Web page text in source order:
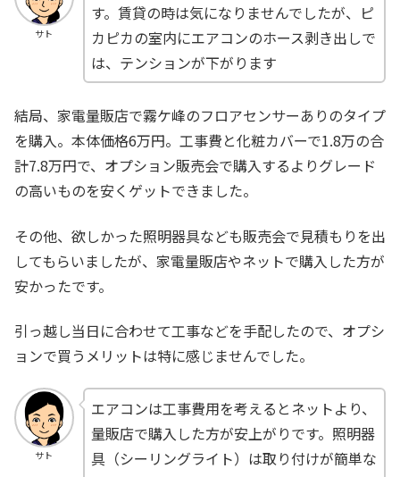
サト
す。賃貸の時は気になりませんでしたが、ピ
カピカの室内にエアコンのホース剥き出しで
は、テンションが下がります
結局、家電量販店で霧ケ峰のフロアセンサーありのタイプ
を購入。本体価格6万円。工事費と化粧カバーで1.8万の合
計7.8万円で、オプション販売会で購入するよりグレード
の高いものを安くゲットできました。
その他、欲しかった照明器具なども販売会で見積もりを出
してもらいましたが、家電量販店やネットで購入した方が
安かったです。
引っ越し当日に合わせて工事などを手配したので、オプシ
ョンで買うメリットは特に感じませんでした。
サト
エアコンは工事費用を考えるとネットより、
量販店で購入した方が安上がりです。照明器
具（シーリングライト）は取り付けが簡単な